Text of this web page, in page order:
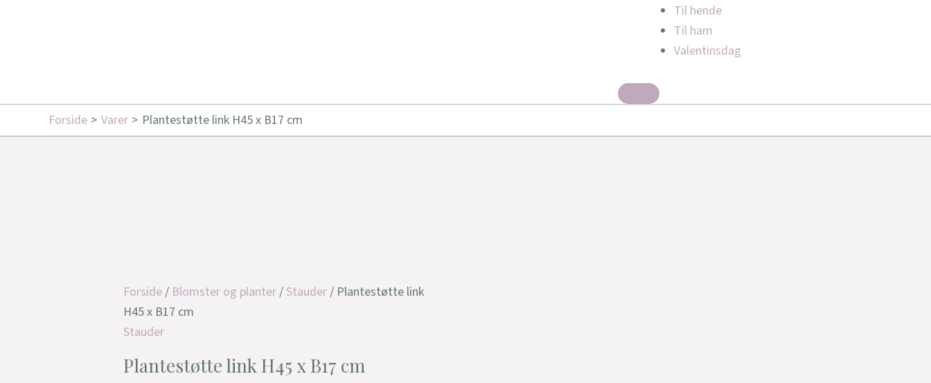
Til hende
Til ham
Valentinsdag
Forside Varer Plantestøtte link H45 x B17 cm
Forside/ Blomster og planter/ Stauder/ Plantestøtte link
H45 x B17 cm
Stauder
Plantestøtte link H45 x B17 cm